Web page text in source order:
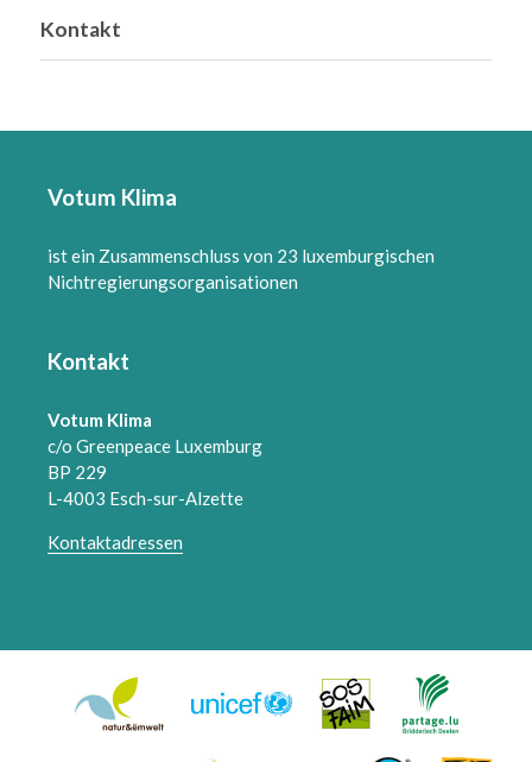
Kontakt
Votum Klima
ist ein Zusammenschluss von 23 luxemburgischen
Nichtregierungsorganisationen
Kontakt
Votum Klima
c/o Greenpeace Luxemburg
BP 229
L-4003 Esch-sur-Alzette
Kontaktadressen